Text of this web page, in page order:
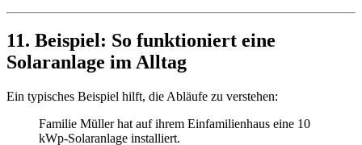
11. Beispiel: So funktioniert eine
Solaranlage im Alltag
Ein typisches Beispiel hilft, die Abläufe zu verstehen:
Familie Müller hat auf ihrem Einfamilienhaus eine 10
kWp-Solaranlage installiert.